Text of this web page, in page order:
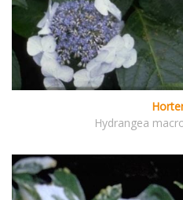
Hydrangea